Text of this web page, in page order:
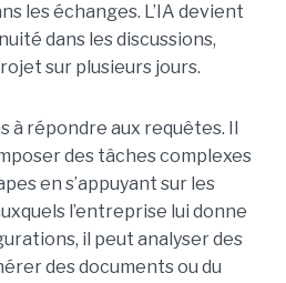
les échanges. L’IA devient
dans les discussions,
sur plusieurs jours.
à répondre aux requêtes. Il
des tâches complexes
en s’appuyant sur les
l’entreprise lui donne
il peut analyser des
des documents ou du